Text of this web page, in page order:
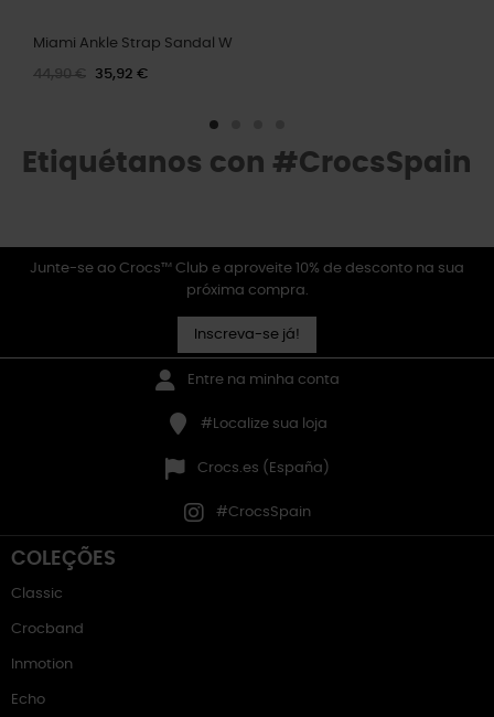
Miami Ankle Strap Sandal W
44,90 € 35,92 €
Etiquétanos con #CrocsSpain
Junte-se ao Crocs™ Club e aproveite 10% de desconto na sua
próxima compra.
Inscreva-se já!
Entre na minha conta
#Localize sua loja
Crocs.es (España)
#CrocsSpain
COLEÇÕES
Classic
Crocband
Inmotion
Echo